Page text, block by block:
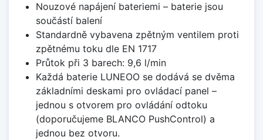
Nouzové napájení bateriemi – baterie jsou
součástí balení
Standardně vybavena zpětným ventilem proti
zpětnému toku dle EN 1717
Průtok při 3 barech: 9,6 l/min
Každá baterie LUNEOO se dodává se dvěma
základními deskami pro ovládací panel –
jednou s otvorem pro ovládání odtoku
(doporučujeme BLANCO PushControl) a
jednou bez otvoru.